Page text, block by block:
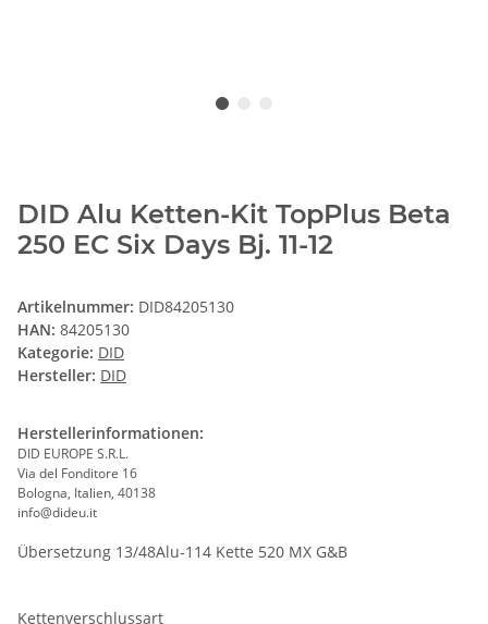
DID Alu Ketten-Kit TopPlus Beta
250 EC Six Days Bj. 11-12
Artikelnummer: DID84205130
HAN: 84205130
Kategorie: DID
Hersteller: DID
Herstellerinformationen:
DID EUROPE S.R.L.
Via del Fonditore 16
Bologna, Italien, 40138
info@dideu.it
Übersetzung 13/48Alu-114 Kette 520 MX G&B
Kettenverschlussart